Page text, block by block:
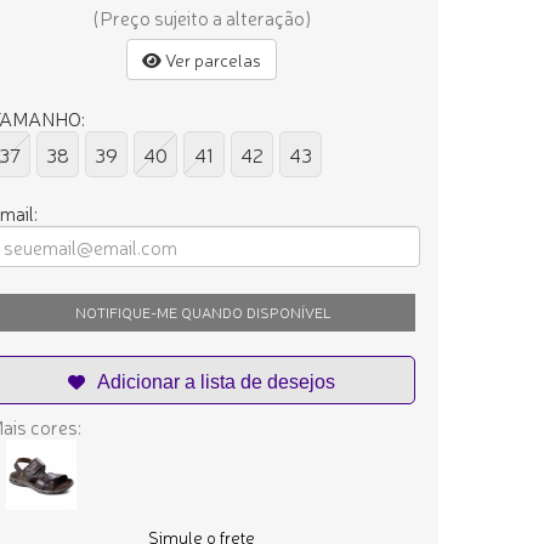
(Preço sujeito a alteração)
Ver parcelas
37
38 39 40 41 42 43
NOTIFIQUE-ME QUANDO DISPONÍVEL
cores:
Simule o frete